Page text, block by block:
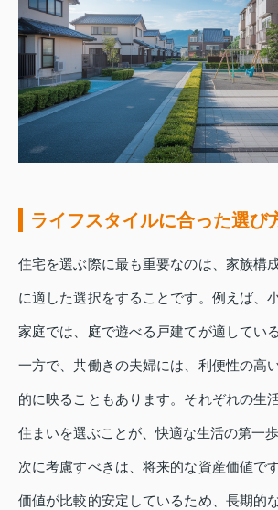
ライフスタイルに合った選び
住宅を選ぶ際に最も重要なのは、家族構
に適した選択をすることです。例えば、
家庭では、庭で遊べる戸建てが適してい
一方で、共働きの夫婦には、利便性の高
的に映ることもあります。それぞれの生
住まいを選ぶことが、快適な生活の第一歩
次に考慮すべきは、将来的な資産価値で
価値が比較的安定しているため、長期的